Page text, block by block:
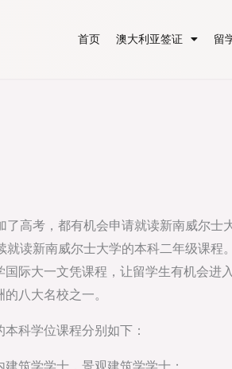
首页 澳大利亚签证 留
高考，都有机会申请就读新南威尔士
读新南威尔士大学的本科二年级课程
际大一文凭课程，让留学生有机会进
八大名校之一。
科学位课程分别如下：
筑学学士，景观建筑学学士；